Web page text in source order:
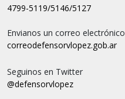
4799-5119/5146/5127
Envianos un correo electrónico
correodefensorvlopez.gob.ar
Seguinos en Twitter
@defensorvlopez